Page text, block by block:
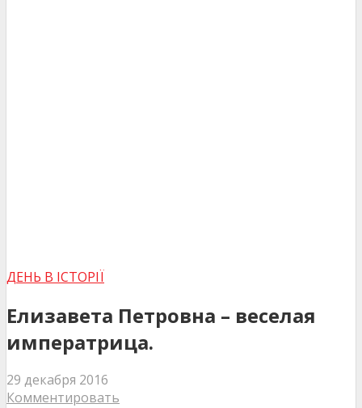
ДЕНЬ В ІСТОРІЇ
Елизавета Петровна – веселая
императрица.
29 декабря 2016
Комментировать